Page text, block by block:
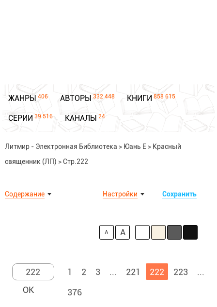
ЖАНРЫ 406 АВТОРЫ 332 448 КНИГИ 858 615
СЕРИИ 39 516 КАНАЛЫ 24
Литмир - Электронная Библиотека > Юань Е > Красный
священник (ЛП) >Стр.222
Содержание Сохранить
Настройки
A A
1 2 3 ... 221 222 223
...
376